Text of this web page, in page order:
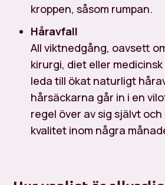
kroppen, såsom rumpan.
Håravfall
All viktnedgång, oavsett
kirurgi, diet eller
leda till ökat naturligt
hårsäckarna går in i en
regel över av sig självt
kvalitet inom några